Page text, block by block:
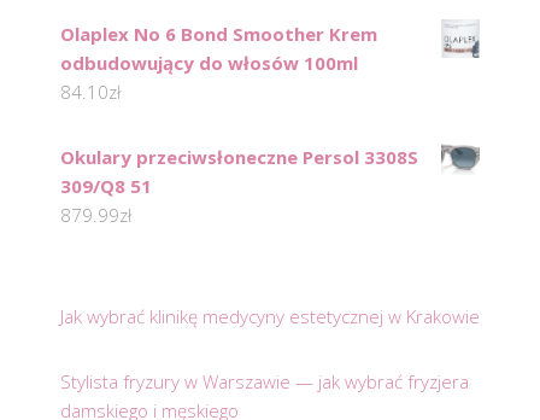
Olaplex No 6 Bond Smoother Krem
odbudowujący do włosów 100ml
84.10zł
Okulary przeciwsłoneczne Persol 3308S
309/Q8 51
879.99zł
Jak wybrać klinikę medycyny estetycznej w Krakowie
Stylista fryzury w Warszawie — jak wybrać fryzjera
damskiego i męskiego